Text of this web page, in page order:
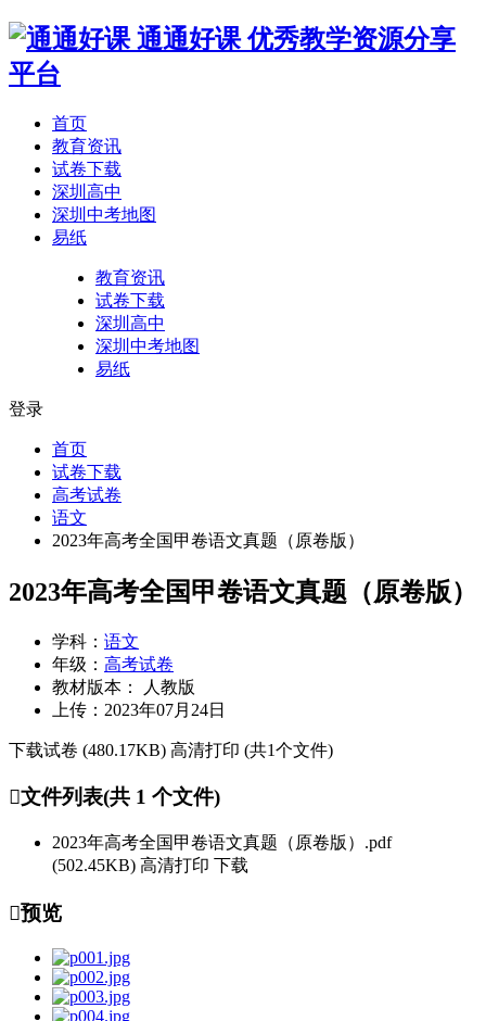
通通好课 优秀教学资源分享
平台
首页
教育资讯
试卷下载
深圳高中
深圳中考地图
易纸
教育资讯
试卷下载
深圳高中
深圳中考地图
易纸
登录
首页
试卷下载
高考试卷
语文
2023年高考全国甲卷语文真题（原卷版）
2023年高考全国甲卷语文真题（原卷版）
学科： 语文
年级： 高考试卷
教材版本：
人教版
上传： 2023年07月24日
下载试卷 (480.17KB) 高清打印 (共1个文件)
文件列表(共 1 个文件)
2023年高考全国甲卷语文真题（原卷版）.pdf
(502.45KB) 高清打印 下载
预览